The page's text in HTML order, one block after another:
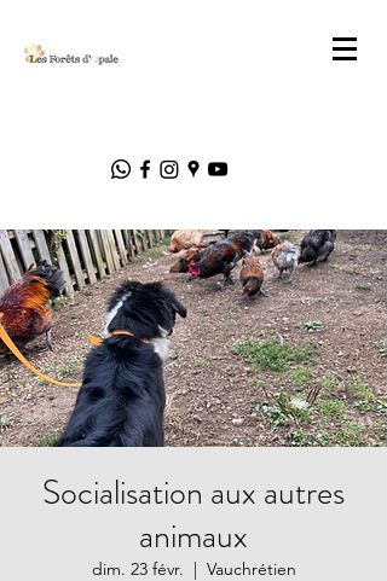
Socialisation aux autres
animaux
dim. 23 févr.
  |
Vauchrétien